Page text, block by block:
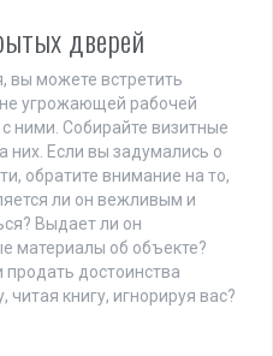
дверей
вы можете встретить
угрожающей рабочей
ними. Собирайте визитные
них. Если вы задумались о
обратите внимание на то,
ли он вежливым и
Выдает ли он
материалы об объекте?
продать достоинства
читая книгу, игнорируя вас?